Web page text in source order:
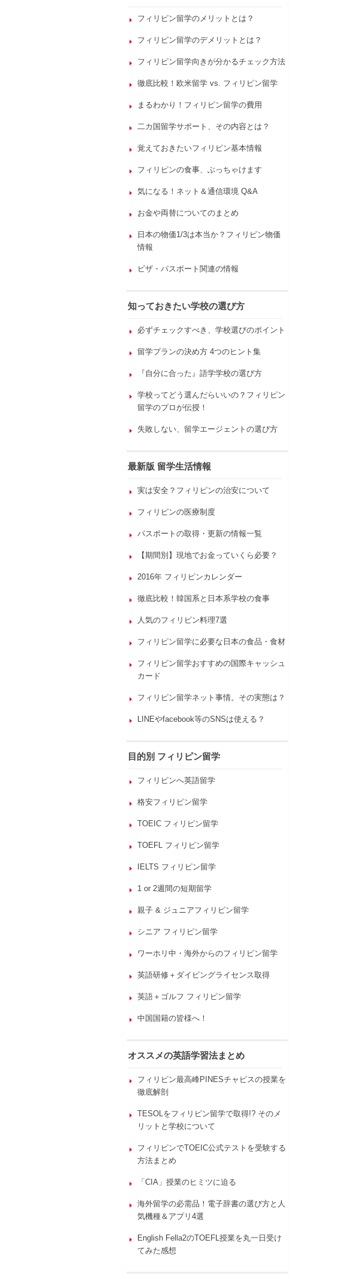
フィリピン留学のメリットとは？
フィリピン留学のデメリットとは？
フィリピン留学向きが分かるチェック方法
徹底比較！欧米留学 vs. フィリピン留学
まるわかり！フィリピン留学の費用
二カ国留学サポート、その内容とは？
覚えておきたいフィリピン基本情報
フィリピンの食事、ぶっちゃけます
気になる！ネット＆通信環境 Q&A
お金や両替についてのまとめ
日本の物価1/3は本当か？フィリピン物価
情報
ビザ・パスポート関連の情報
知っておきたい学校の選び方
必ずチェックすべき、学校選びのポイント
留学プランの決め方 4つのヒント集
『自分に合った』語学学校の選び方
学校ってどう選んだらいいの？フィリピン
留学のプロが伝授！
失敗しない、留学エージェントの選び方
最新版 留学生活情報
実は安全？フィリピンの治安について
フィリピンの医療制度
パスポートの取得・更新の情報一覧
【期間別】現地でお金っていくら必要？
2016年 フィリピンカレンダー
徹底比較！韓国系と日本系学校の食事
人気のフィリピン料理7選
フィリピン留学に必要な日本の食品・食材
フィリピン留学おすすめの国際キャッシュ
カード
フィリピン留学ネット事情。その実態は？
LINEやfacebook等のSNSは使える？
目的別 フィリピン留学
フィリピンへ英語留学
格安フィリピン留学
TOEIC フィリピン留学
TOEFL フィリピン留学
IELTS フィリピン留学
1 or 2週間の短期留学
親子 & ジュニアフィリピン留学
シニア フィリピン留学
ワーホリ中・海外からのフィリピン留学
英語研修＋ダイビングライセンス取得
英語＋ゴルフ フィリピン留学
中国国籍の皆様へ！
オススメの英語学習法まとめ
フィリピン最高峰PINESチャピスの授業を
徹底解剖
TESOLをフィリピン留学で取得!? そのメ
リットと学校について
フィリピンでTOEIC公式テストを受験する
方法まとめ
「CIA」授業のヒミツに迫る
海外留学の必需品！電子辞書の選び方と人
気機種＆アプリ4選
English Fella2のTOEFL授業を丸一日受け
てみた感想